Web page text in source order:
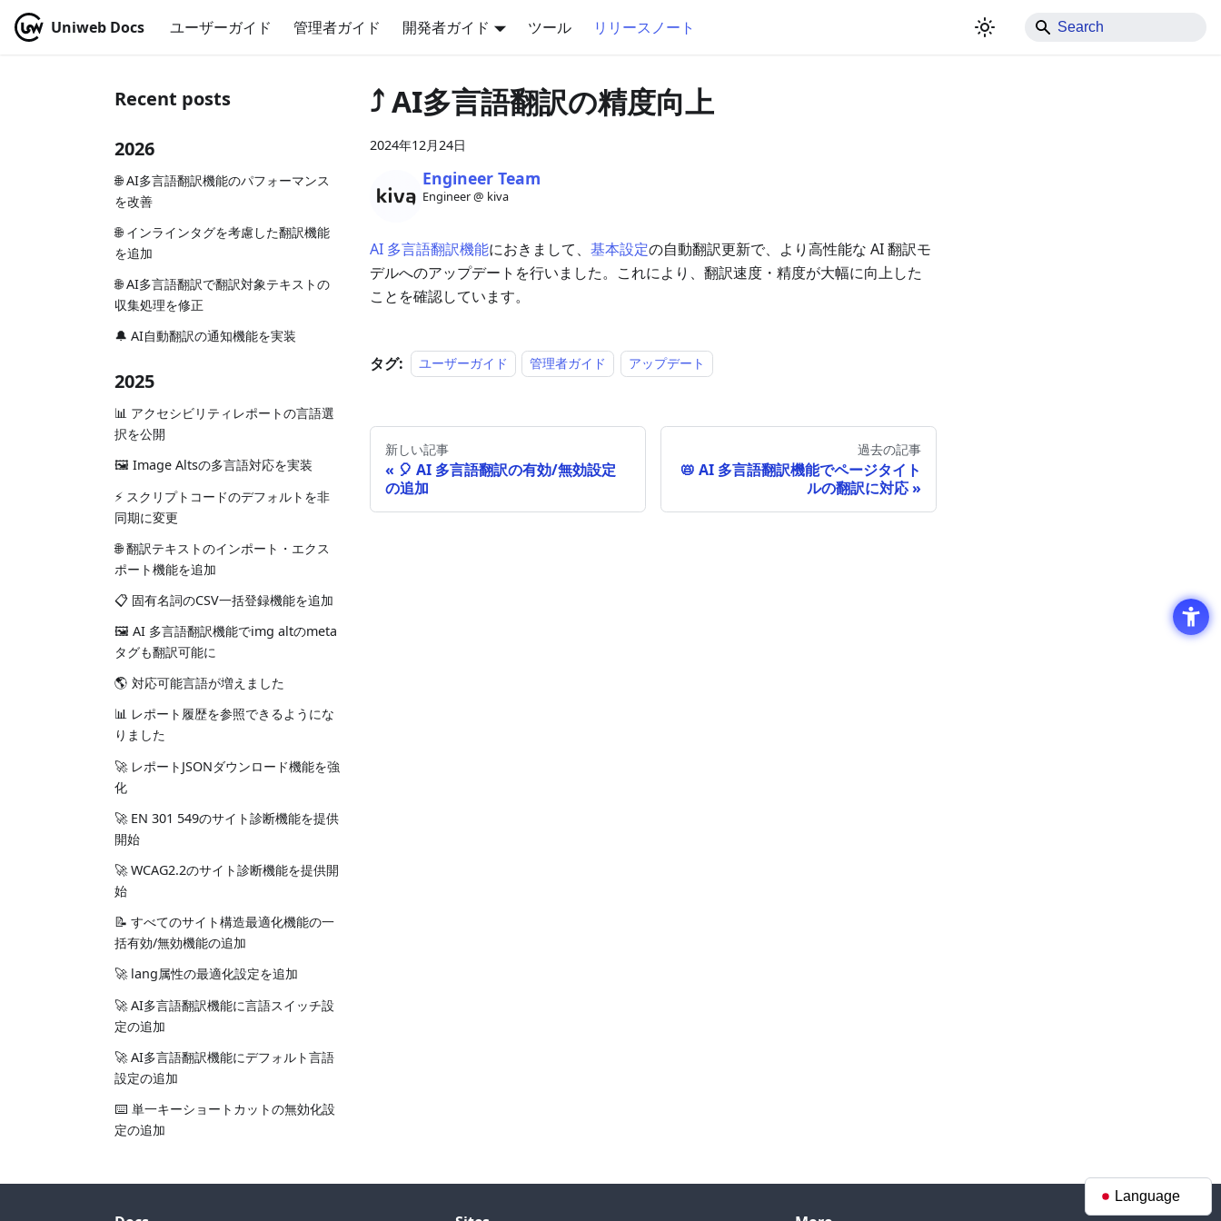
Language
Uniweb Docs ユーザーガイド 管理者ガイド 開発者ガイド ツール リリースノート
Recent posts
2026
🌐 AI多言語翻訳機能のパフォーマンス
を改善
🌐 インラインタグを考慮した翻訳機能
を追加
🌐 AI多言語翻訳で翻訳対象テキストの
収集処理を修正
🔔 AI自動翻訳の通知機能を実装
2025
📊 アクセシビリティレポートの言語選
択を公開
🖼️ Image Altsの多言語対応を実装
⚡ スクリプトコードのデフォルトを非
同期に変更
🌐 翻訳テキストのインポート・エクス
ポート機能を追加
📋 固有名詞のCSV一括登録機能を追加
🖼️ AI 多言語翻訳機能でimg altのmeta
タグも翻訳可能に
🌎 対応可能言語が増えました
📊 レポート履歴を参照できるようにな
りました
🚀 レポートJSONダウンロード機能を強
化
🚀 EN 301 549のサイト診断機能を提供
開始
🚀 WCAG2.2のサイト診断機能を提供開
始
📝 すべてのサイト構造最適化機能の一
括有効/無効機能の追加
🚀 lang属性の最適化設定を追加
🚀 AI多言語翻訳機能に言語スイッチ設
定の追加
🚀 AI多言語翻訳機能にデフォルト言語
設定の追加
⌨️ 単一キーショートカットの無効化設
定の追加
⤴️ AI多言語翻訳の精度向上
2024年12月24日
Engineer Team
Engineer @ kiva
AI 多言語翻訳機能におきまして、 基本設定の自動翻訳更新で、より高性能な AI 翻訳モ
デルへのアップデートを行いました。これにより、翻訳速度・精度が大幅に向上した
ことを確認しています。
タグ: ユーザーガイド 管理者ガイド アップデート
新しい記事
🎈 AI 多言語翻訳の有効/無効設定
の追加
過去の記事
📛 AI 多言語翻訳機能でページタイト
ルの翻訳に対応